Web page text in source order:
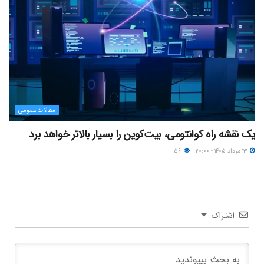
مقالات عمومی
یک نقشه راه کوانتومی، بیت‌کوین را بسیار بالاتر خواهد برد
اشتراک